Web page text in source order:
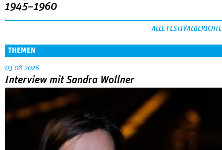
1945–1960
ALLE FESTIVALBERICHTE
THEMEN
03.08.2026
Interview mit Sandra Wollner